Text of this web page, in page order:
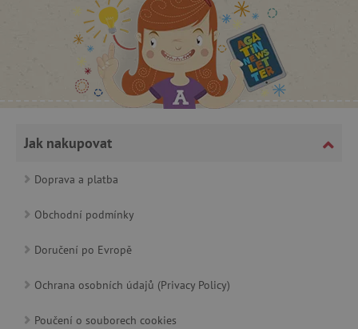
Jak nakupovat
Doprava a platba
Obchodní podmínky
Doručení po Evropě
Ochrana osobních údajů (Privacy Policy)
Poučení o souborech cookies
CookieScriptConsent
CookieScript
www.agatinsvet.cz
PHPSESSID